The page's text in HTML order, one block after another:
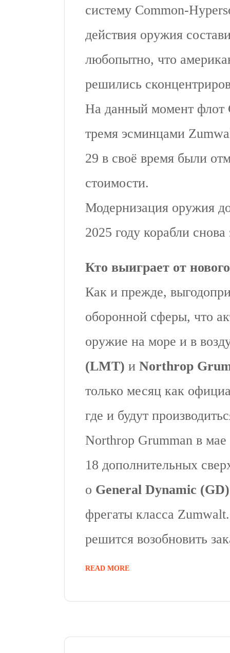
систему Common-
действия оружия
любопытно, что
решились
На данный момент флот
тремя эсминцами
29 в своё время были
стоимости.
Модернизация оружия
2025 году корабли
Кто выиграет от
Как и прежде,
оборонной сферы, что
оружие на море и в
(LMT) и Northrop
только месяц как
где и будут
Northrop Grumman в мае
18 дополнительных
о General Dynamic (GD)
фрегаты класса
решится возобновить
READ MORE